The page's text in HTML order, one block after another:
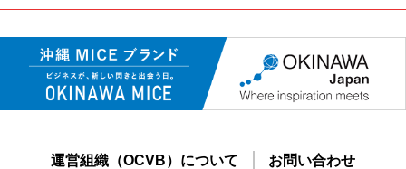
運営組織（OCVB）について お問い合わせ